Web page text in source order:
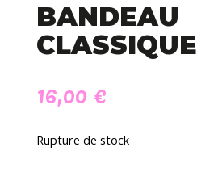
BANDEAU
CLASSIQUE
16,00€
Rupture de stock